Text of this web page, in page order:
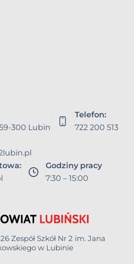
300 Lubin
Telefon:
722 200 513
Godziny pracy
7:30 – 15:00
Zespół Szkół Nr 2 im. Jana
w Lubinie